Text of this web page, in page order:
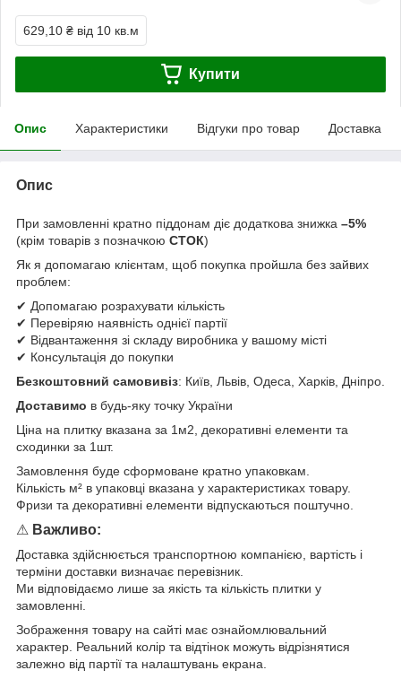
629,10 ₴ від 10 кв.м
Купити
Опис Характеристики Відгуки про товар Доставка
Опис
При замовленні кратно піддонам діє додаткова знижка –5%
(крім товарів з позначкою СТОК)
Як я допомагаю клієнтам, щоб покупка пройшла без зайвих
проблем:
✔ Допомагаю розрахувати кількість
✔ Перевіряю наявність однієї партії
✔ Відвантаження зі складу виробника у вашому місті
✔ Консультація до покупки
Безкоштовний самовивіз: Київ, Львів, Одеса, Харків, Дніпро.
Доставимо в будь-яку точку України
Ціна на плитку вказана за 1м2, декоративні елементи та
сходинки за 1шт.
Замовлення буде сформоване кратно упаковкам.
Кількість м² в упаковці вказана у характеристиках товару.
Фризи та декоративні елементи відпускаються поштучно.
⚠ Важливо:
Доставка здійснюється транспортною компанією, вартість і
терміни доставки визначає перевізник.
Ми відповідаємо лише за якість та кількість плитки у
замовленні.
Зображення товару на сайті має ознайомлювальний
характер. Реальний колір та відтінок можуть відрізнятися
залежно від партії та налаштувань екрана.